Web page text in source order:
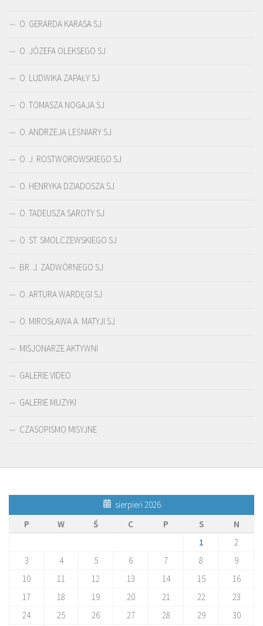
O. GERARDA KARASA SJ
O. JÓZEFA OLEKSEGO SJ
O. LUDWIKA ZAPAŁY SJ
O. TOMASZA NOGAJA SJ
O. ANDRZEJA LEŚNIARY SJ
O. J. ROSTWOROWSKIEGO SJ
O. HENRYKA DZIADOSZA SJ
O. TADEUSZA SAROTY SJ
O. ST. SMOLCZEWSKIEGO SJ
BR. J. ZADWÓRNEGO SJ
O. ARTURA WARDĘGI SJ
O. MIROSŁAWA A. MATYJI SJ
MISJONARZE AKTYWNI
GALERIE VIDEO
GALERIE MUZYKI
CZASOPISMO MISYJNE
sierpień 2026
P
W Ś C P S
N
1
2
3
4 5 6 7 8
9
10
11 12 13 14 15
16
17
18 19 20 21 22
23
24
25 26 27 28 29
30